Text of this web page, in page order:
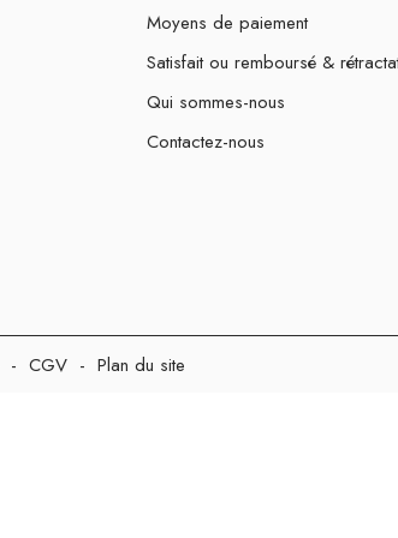
Moyens de paiement
Satisfait ou remboursé &
Qui sommes-nous
Contactez-nous
- CGV - Plan du site